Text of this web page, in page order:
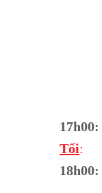
17h00:
Tối:
18h00: